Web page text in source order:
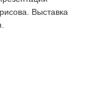
Выставка